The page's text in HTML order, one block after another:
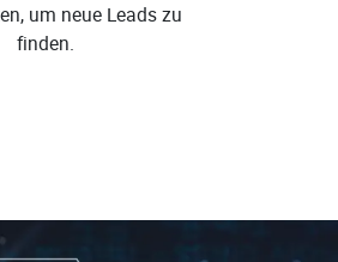
um neue Leads zu
finden.